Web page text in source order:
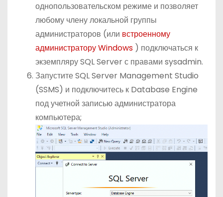
однопользовательском режиме и позволяет
любому члену локальной группы
администраторов (или встроенному
администратору Windows ) подключаться к
экземпляру SQL Server с правами sysadmin.
Запустите SQL Server Management Studio
(SSMS) и подключитесь к Database Engine
под учетной записью администратора
компьютера;